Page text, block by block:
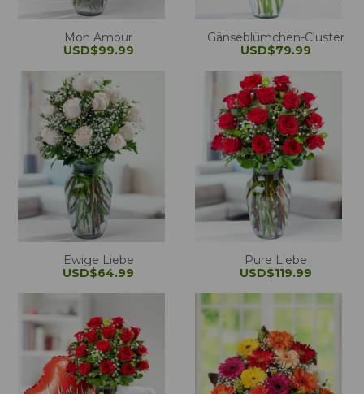
Mon Amour
USD$99.99
Gänseblümchen-Cluster
USD$79.99
Ewige Liebe
USD$64.99
Pure Liebe
USD$119.99